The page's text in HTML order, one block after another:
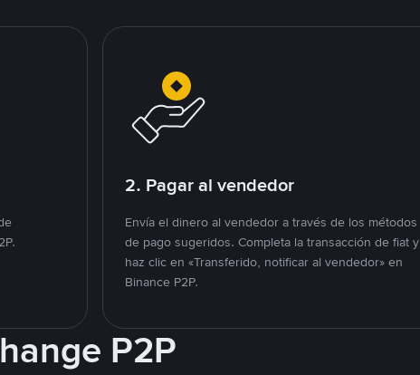
2. Pagar al vendedor
Envía el dinero al vendedor a través de los métodos
de pago sugeridos. Completa la transacción de fiat y
haz clic en «Transferido, notificar al vendedor» en
Binance P2P.
P2P